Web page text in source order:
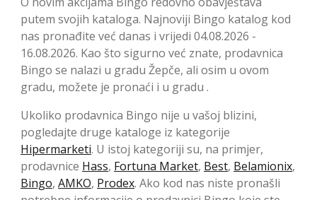
putem svojih kataloga. Najnoviji Bingo katalog kod
nas pronađite već danas i vrijedi 04.08.2026 -
16.08.2026. Kao što sigurno već znate, prodavnica
Bingo se nalazi u gradu Žepče, ali osim u ovom
gradu, možete je pronaći i u gradu .
Ukoliko prodavnica Bingo nije u vašoj blizini,
pogledajte druge kataloge iz kategorije
Hipermarketi. U istoj kategoriji su, na primjer,
prodavnice Hass, Fortuna Market, Best, Belamionix,
Bingo, AMKO, Prodex. Ako kod nas niste pronašli